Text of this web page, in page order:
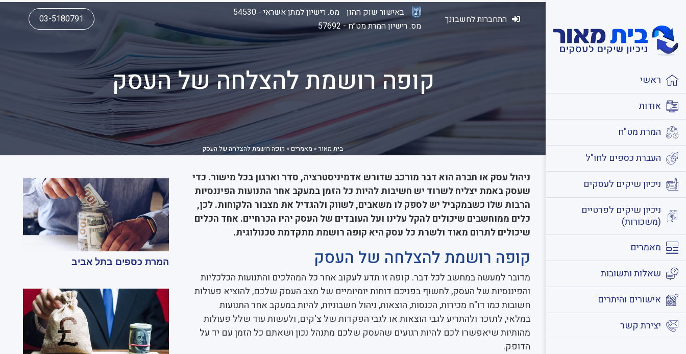
ראשי
אודות
המרת מט"ח
העברת כספים לחו"ל
ניכיון שיקים לעסקים
ניכיון שיקים לפרטיים
(משכורות)
מאמרים
שאלות ותשובות
אישורים והיתרים
יצירת קשר
התחברות לחשבונך
באישור שוק ההון מס. רישיון למתן אשראי - 54530
מס. רישיון המרת מט״ח - 57692
03-5180791
קופה רושמת להצלחה של העסק
בית מאור» מאמרים» קופה רושמת להצלחה של העסק
ניהול עסק או חברה הוא דבר מורכב שדורש אדמיניסטרציה, סדר וארגון בכל מישור. כדי
שעסק באמת יצליח לשרוד יש חשיבות להיות כל הזמן במעקב אחר התנועות הפיננסיות
הרבות שלו כשבמקביל יש לספק לו משאבים, לשווק ולהגדיל את מצבור הלקוחות. לכן,
כלים ממוחשבים שיכולים להקל עלינו ועל העובדים של העסק יהיו הכרחיים. אחד הכלים
שיכולים לתרום מאוד ולשרת כל עסק היא קופה רושמת מתקדמת טכנולוגית.
קופה רושמת להצלחה של העסק
מדובר למעשה במחשב לכל דבר. קופה זו תדע לעקוב אחר כל המהלכים והתנועות הכלכליות
והפיננסיות של העסק, לחשוף בפניכם דוחות יומיומיים של מצב העסק שלכם, להוציא פעולות
חשובות כמו דו"ח מכירות, הכנסות, הוצאות, ניהול חשבוניות, להיות במעקב אחר התנועות
במלאי, לתזכר ולהתריע לגבי הוצאות או לגבי הפקדות של צ'קים, ולעשות עוד שלל פעולות
מהותיות שיאפשרו לכם להיות רגועים שהעסק שלכם מתנהל נכון ושאתם כל הזמן עם יד על
הדופק.
המרת כספים בתל אביב